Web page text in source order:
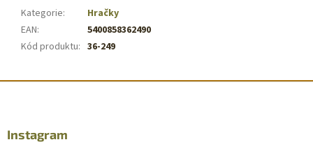
Kategorie:
Hračky
EAN:
5400858362490
Kód produktu: 36-249
Instagram